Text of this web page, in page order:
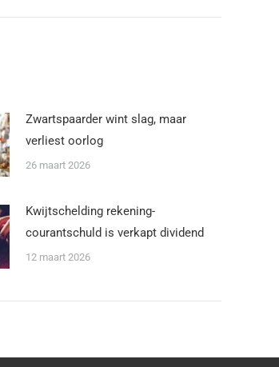
Zwartspaarder wint slag, maar
verliest oorlog
26 maart 2026
Kwijtschelding rekening-
courantschuld is verkapt dividend
12 maart 2026